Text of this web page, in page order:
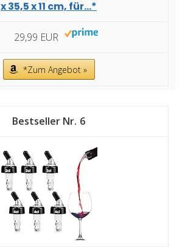
x 35,5 x 11 cm, für...*
29,99 EUR
*Zum Angebot »
6